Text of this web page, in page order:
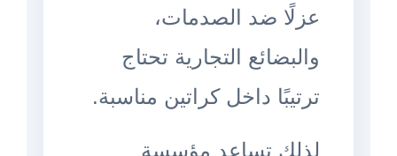
عزلًا ضد الصدمات،
والبضائع التجارية تحتاج
ترتيبًا داخل كراتين مناسبة.
لذلك تساعد مؤسسة